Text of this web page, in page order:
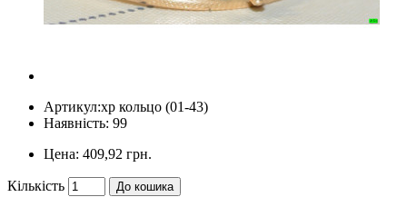
Артикул:xp кольцо (01-43)
Наявність: 99
Цена: 409,92 грн.
Кількість До кошика